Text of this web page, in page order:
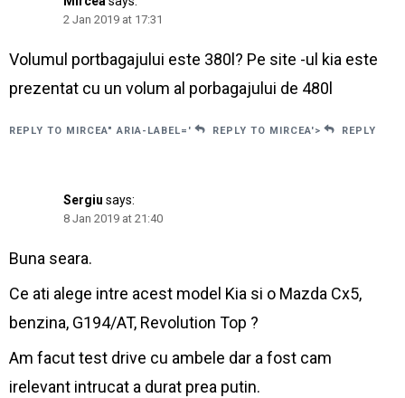
2 Jan 2019 at 17:31
Volumul portbagajului este 380l? Pe site -ul kia este
prezentat cu un volum al porbagajului de 480l
REPLY TO MIRCEA" ARIA-LABEL=' REPLY TO MIRCEA'> REPLY
Sergiu says:
8 Jan 2019 at 21:40
Buna seara.
Ce ati alege intre acest model Kia si o Mazda Cx5,
benzina, G194/AT, Revolution Top ?
Am facut test drive cu ambele dar a fost cam
irelevant intrucat a durat prea putin.